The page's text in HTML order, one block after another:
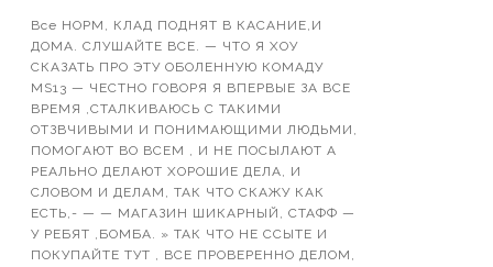
Все НОРМ, КЛАД ПОДНЯТ В КАСАНИЕ,И
ДОМА. СЛУШАЙТЕ ВСЕ. — ЧТО Я ХОУ
СКАЗАТЬ ПРО ЭТУ ОБОЛЕННУЮ КОМАДУ
MS13 — ЧЕСТНО ГОВОРЯ Я ВПЕРВЫЕ ЗА ВСЕ
ВРЕМЯ ,СТАЛКИВАЮСЬ С ТАКИМИ
ОТЗВЧИВЫМИ И ПОНИМАЮЩИМИ ЛЮДЬМИ,
ПОМОГАЮТ ВО ВСЕМ , И НЕ ПОСЫЛАЮТ А
РЕАЛЬНО ДЕЛАЮТ ХОРОШИЕ ДЕЛА, И
СЛОВОМ И ДЕЛАМ, ТАК ЧТО СКАЖУ КАК
ЕСТЬ,- — — МАГАЗИН ШИКАРНЫЙ, СТАФФ —
У РЕБЯТ ,БОМБА. » ТАК ЧТО НЕ ССЫТЕ И
ПОКУПАЙТЕ ТУТ , ВСЕ ПРОВЕРЕННО ДЕЛОМ,